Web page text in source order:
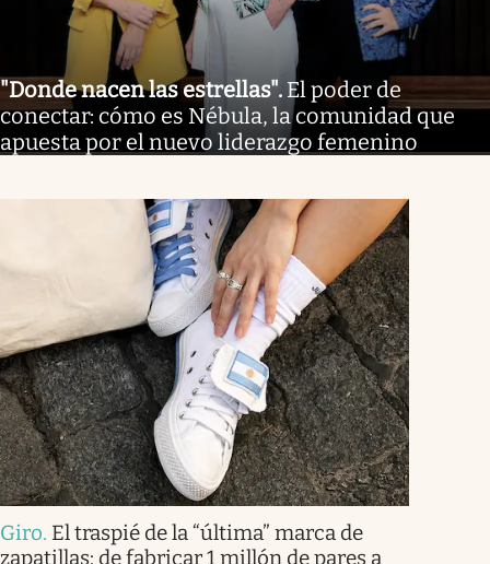
"Donde nacen las estrellas". El poder de
conectar: cómo es Nébula, la comunidad que
apuesta por el nuevo liderazgo femenino
Giro. El traspié de la “última” marca de
zapatillas: de fabricar 1 millón de pares a